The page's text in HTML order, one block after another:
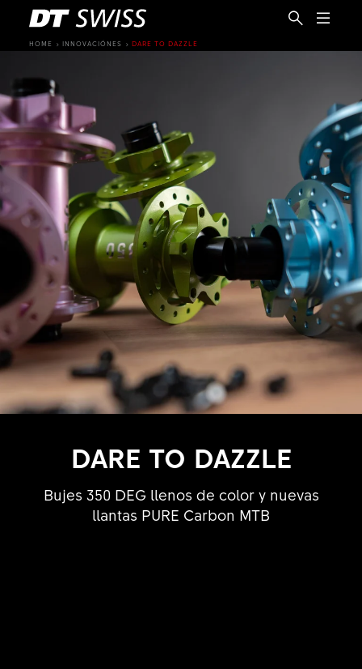
ES
HOME INNOVACIÓNES DARE TO DAZZLE
DARE TO DAZZLE
Bujes 350 DEG llenos de color y nuevas
llantas PURE Carbon MTB